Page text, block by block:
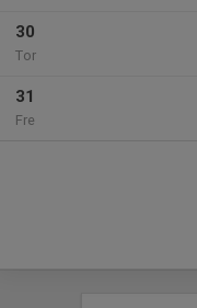
30
Tor
31
Fre